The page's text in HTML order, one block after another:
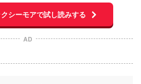
シーモアで試し読みする
AD